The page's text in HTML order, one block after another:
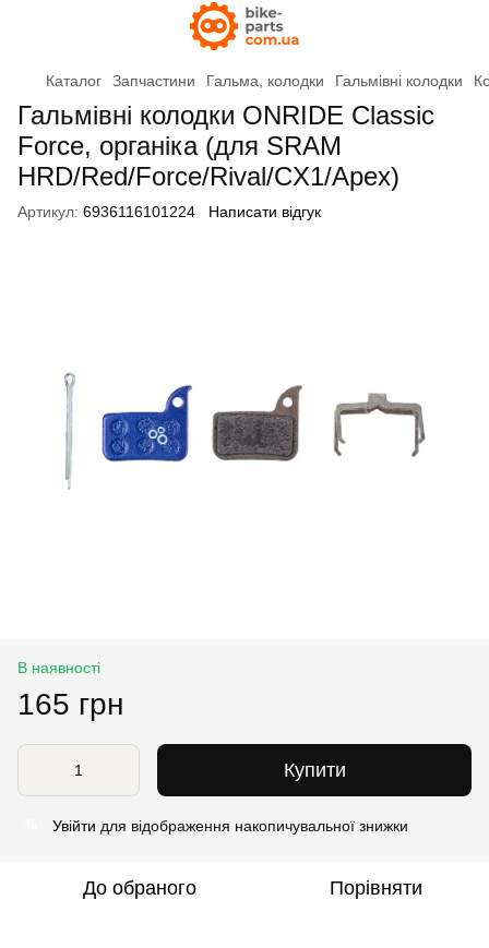
Каталог Запчастини Гальма, колодки Гальмівні колодки
Гальмівні колодки ONRIDE Classic
Force, органіка (для SRAM
HRD/Red/Force/Rival/CX1/Apex)
Артикул: 6936116101224 Написати відгук
В наявності
165 грн
Купити
Увійти для відображення накопичувальної знижки
До обраного Порівняти